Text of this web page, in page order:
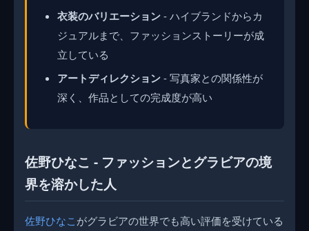
衣装のバリエーション - ハイブランドからカ
ジュアルまで、ファッションストーリーが成
立している
アートディレクション - 写真家との関係性が
深く、作品としての完成度が高い
佐野ひなこ - ファッションとグラビアの境
界を溶かした人
佐野ひなこ がグラビアの世界でも高い評価を受けている